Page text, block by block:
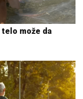
može da